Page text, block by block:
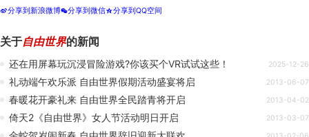
t分享到新浪微博w分享到微信z分享到QQ空间
关于自由世界的新闻
还在用屏幕玩沉浸冒险游戏?你该买个VR试试这些！ 2025-12-26
礼动端午欢乐派 自由世界假期活动盛宴将启 2013-06-07
春暖花开豪礼来 自由世界全民踏青将开启 2013-04-02
倚天2《自由世界》女人节活动明日开启 2013-03-07